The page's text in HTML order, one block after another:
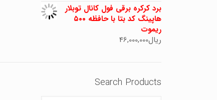
برد کرکره برقی فول کانال توبلار
هاپینگ کد بتا با حافظه ۵۰۰
ریموت
ریال46,000,000
Search Products